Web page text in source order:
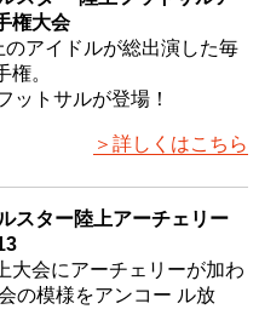
権大会
のアイドルが総出演した毎
権。
ットサルが登場！
＞詳しくはこちら
スター陸上アーチェリー
大会にアーチェリーが加わ
の模様をアンコー ル放